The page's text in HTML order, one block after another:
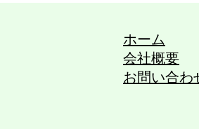
ホーム
会社概要
お問い合わ